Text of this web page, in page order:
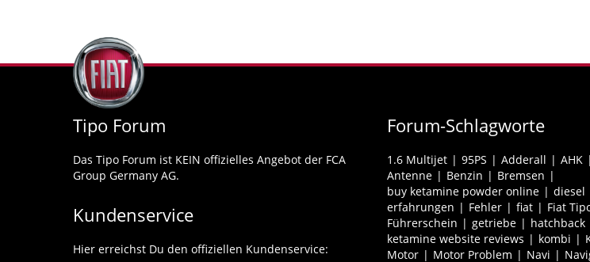
Tipo Forum
Das Tipo Forum ist KEIN offizielles Angebot der FCA
Group Germany AG.
Kundenservice
Hier erreichst Du den offiziellen Kundenservice:
Forum-Schlagworte
1.6 Multijet 95PS Adderall AHK
Antenne
Benzin
Bremsen
buy ketamine powder online
diesel
erfahrungen
Fehler fiat Fiat
Führerschein
getriebe hatchback
ketamine website reviews
kombi
Motor
Motor Problem Navi